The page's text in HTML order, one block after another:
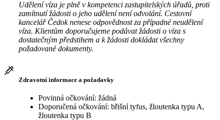
Udělení víza je plně v kompetenci zastupitelských úřadů, proti
zamítnutí žádosti o jeho udělení není odvolání. Cestovní
kancelář Čedok nenese odpovědnost za případné neudělení
víza. Klientům doporučujeme podávat žádosti o víza s
dostatečným předstihem a k žádosti dokládat všechny
požadované dokumenty.
Zdravotní informace a požadavky
Povinná očkování: žádná
Doporučená očkování: břišní tyfus, žloutenka typu A,
žloutenka typu B